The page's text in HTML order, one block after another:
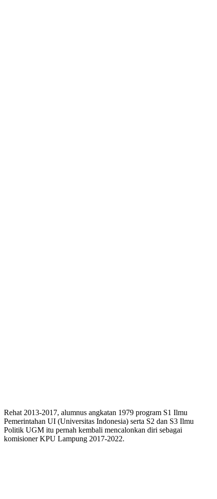
Rehat 2013-2017, alumnus angkatan 1979 program S1 Ilmu
Pemerintahan UI (Universitas Indonesia) serta S2 dan S3 Ilmu
Politik UGM itu pernah kembali mencalonkan diri sebagai
komisioner KPU Lampung 2017-2022.